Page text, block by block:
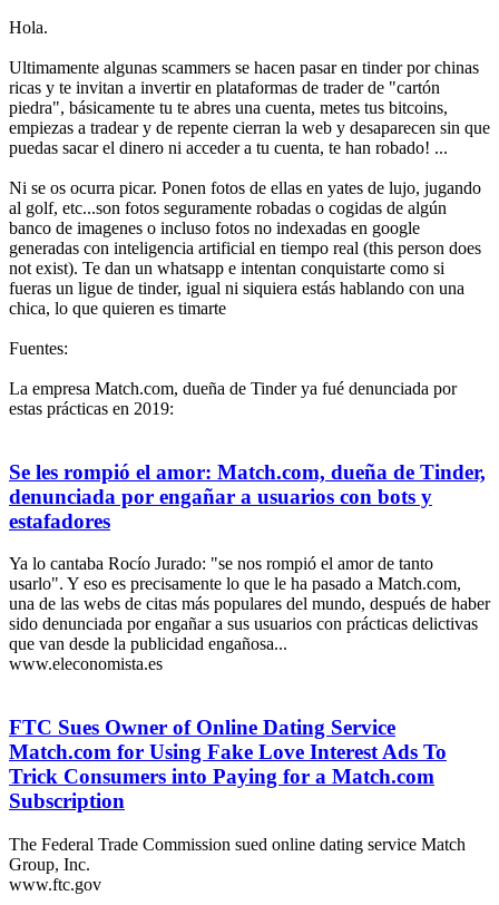
Hola.
Ultimamente algunas scammers se hacen pasar en tinder por chinas
ricas y te invitan a invertir en plataformas de trader de "cartón
piedra", básicamente tu te abres una cuenta, metes tus bitcoins,
empiezas a tradear y de repente cierran la web y desaparecen sin que
puedas sacar el dinero ni acceder a tu cuenta, te han robado! ...
Ni se os ocurra picar. Ponen fotos de ellas en yates de lujo, jugando
al golf, etc...son fotos seguramente robadas o cogidas de algún
banco de imagenes o incluso fotos no indexadas en google
generadas con inteligencia artificial en tiempo real (this person does
not exist). Te dan un whatsapp e intentan conquistarte como si
fueras un ligue de tinder, igual ni siquiera estás hablando con una
chica, lo que quieren es timarte
Fuentes:
La empresa Match.com, dueña de Tinder ya fué denunciada por
estas prácticas en 2019:
Se les rompió el amor: Match.com, dueña de Tinder,
denunciada por engañar a usuarios con bots y
estafadores
Ya lo cantaba Rocío Jurado: "se nos rompió el amor de tanto
usarlo". Y eso es precisamente lo que le ha pasado a Match.com,
una de las webs de citas más populares del mundo, después de haber
sido denunciada por engañar a sus usuarios con prácticas delictivas
que van desde la publicidad engañosa...
www.eleconomista.es
FTC Sues Owner of Online Dating Service
Match.com for Using Fake Love Interest Ads To
Trick Consumers into Paying for a Match.com
Subscription
The Federal Trade Commission sued online dating service Match
Group, Inc.
www.ftc.gov